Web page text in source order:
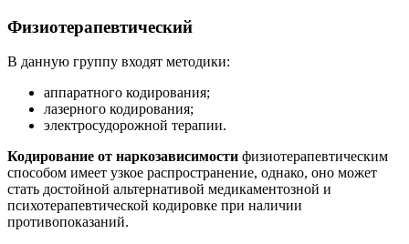
Физиотерапевтический
В данную группу входят методики:
аппаратного кодирования;
лазерного кодирования;
электросудорожной терапии.
Кодирование от наркозависимости физиотерапевтическим
способом имеет узкое распространение, однако, оно может
стать достойной альтернативой медикаментозной и
психотерапевтической кодировке при наличии
противопоказаний.